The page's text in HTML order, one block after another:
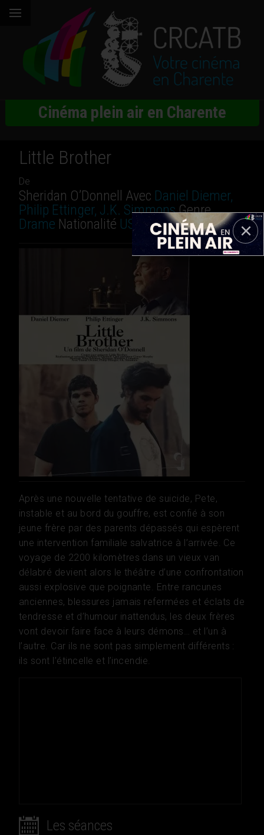
Cinéma plein air en Charente
Little Brother
De
Sheridan O’Donnell Avec Daniel Diemer,
Philip Ettinger, J.K. SimmonsGenre
Drame Nationalité USA Durée1h 34
Après une nouvelle tentative de suicide, Pete,
instable et au bord du gouffre, est confié à son
jeune frère par des parents dépassés qui espèrent
une intervention familiale salvatrice à l’arrivée. Ce
voyage de 2200 kilomètres dans un vieux van
délabré devient alors le théâtre d’une confrontation
aussi explosive que poignante. Entre rancunes
anciennes, blessures jamais refermées et éclats de
tendresse et d’humour inattendus, les deux frères
vont devoir faire face à leurs démons… et l’un à
l’autre. Car ils ne sont pas simplement différents :
ils sont l’étincelle et l’incendie.
Les séances